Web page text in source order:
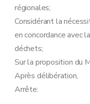
régionales;
Considérant la
en concordance avec
déchets;
Sur la proposition du
Après délibération,
Arrête: